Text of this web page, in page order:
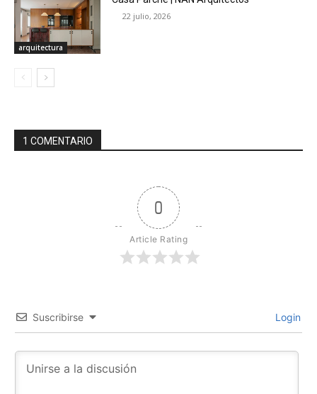
arquitectura
22 julio, 2026
1 COMENTARIO
0
Article Rating
Suscribirse Login